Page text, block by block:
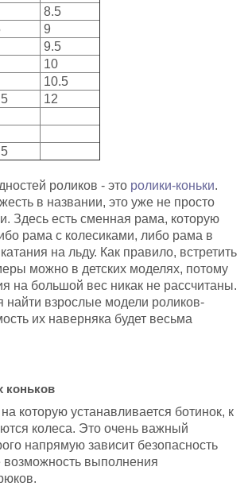
8.5
9
9.5
10
10.5
12
роликов - это ролики-коньки.
в названии, это уже не просто
Здесь есть сменная рама, которую
рама с колесиками, либо рама в
на льду. Как правило, встретить
можно в детских моделях, потому
на большой вес никак не рассчитаны.
найти взрослые модели роликов-
их наверняка будет весьма
коньков
которую устанавливается ботинок, к
колеса. Это очень важный
напрямую зависит безопасность
возможность выполнения